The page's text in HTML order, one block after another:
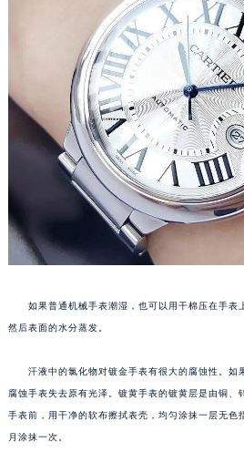
如果普通机械手表潮湿，也可以用干棉压在手表
然后表面的水分蒸发。
汗液中的氯化物对镀金手表有很大的腐蚀性。如
腐蚀手表失去原有光泽。镀黄手表的镀黄层是由铜、
手表前，用干净的软布擦拭表壳，均匀涂抹一层无色
月涂抹一次。